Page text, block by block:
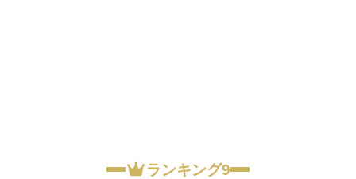
ランキング9